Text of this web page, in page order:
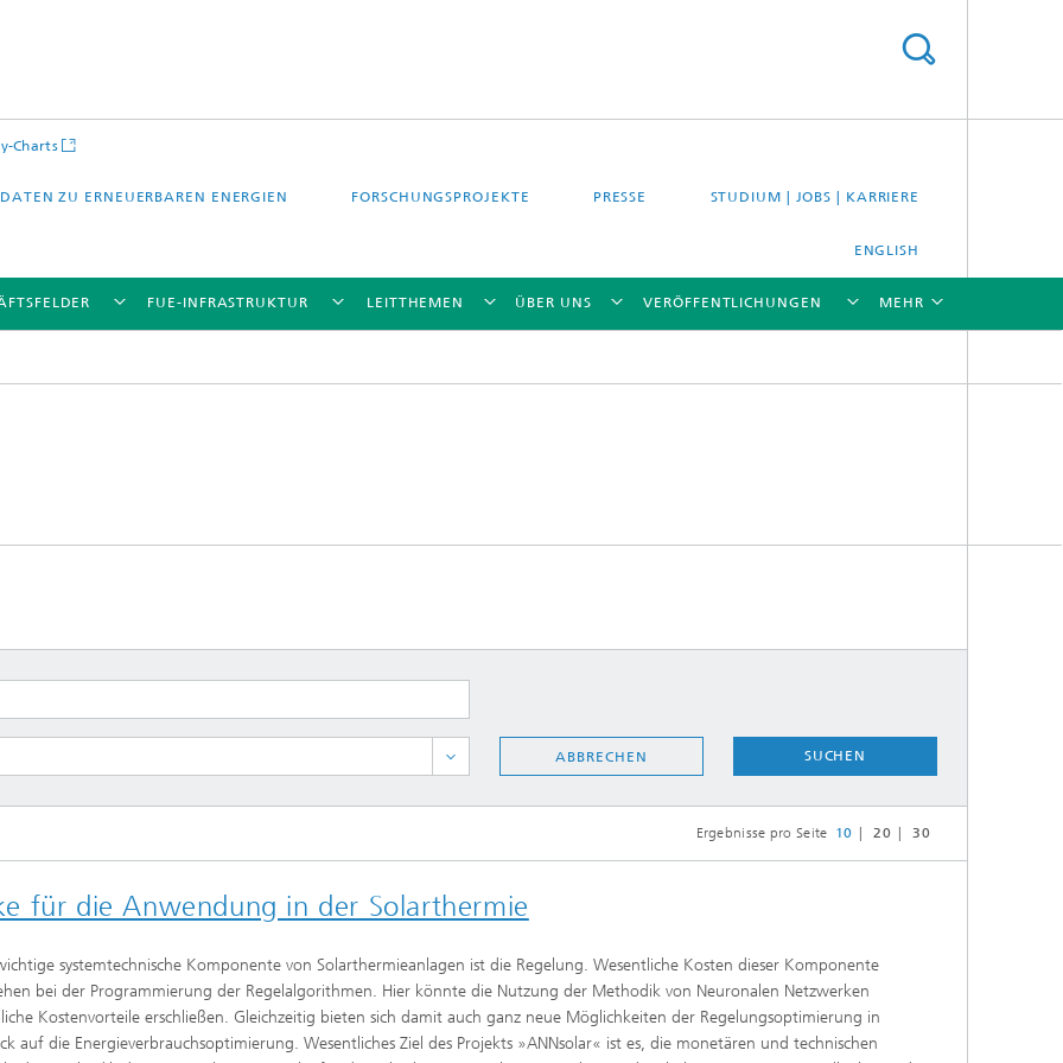
Charts
DATEN ZU ERNEUERBAREN ENERGIEN FORSCHUNGSPROJEKTE PRESSE STUDIUM | JOBS | KARRIERE
ENGLISH
und
Intelligenz und
Anlagen und
Hydrogen System Analysis
Flexibilitätsmanagement von
Energiekonzepte für die Industrie
FUE-INFRASTRUKTUR
TestLab PV Modules
LEITTHEMEN ÜBER UNS VERÖFFENTLICHUNGEN MEHR
ABBRECHEN SUCHEN
Ergebnisse pro Seite 10 20 30
für die Anwendung in der Solarthermie
systemtechnische Komponente von Solarthermieanlagen ist die Regelung. Wesentliche Kosten dieser Komponente
bei der Programmierung der Regelalgorithmen. Hier könnte die Nutzung der Methodik von Neuronalen Netzwerken
Kostenvorteile erschließen. Gleichzeitig bieten sich damit auch ganz neue Möglichkeiten der Regelungsoptimierung in
auf die Energieverbrauchsoptimierung. Wesentliches Ziel des Projekts »ANNsolar« ist es, die monetären und technischen